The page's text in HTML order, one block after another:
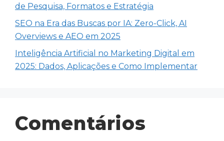
de Pesquisa, Formatos e Estratégia
SEO na Era das Buscas por IA: Zero-Click, AI
Overviews e AEO em 2025
Inteligência Artificial no Marketing Digital em
2025: Dados, Aplicações e Como Implementar
Comentários